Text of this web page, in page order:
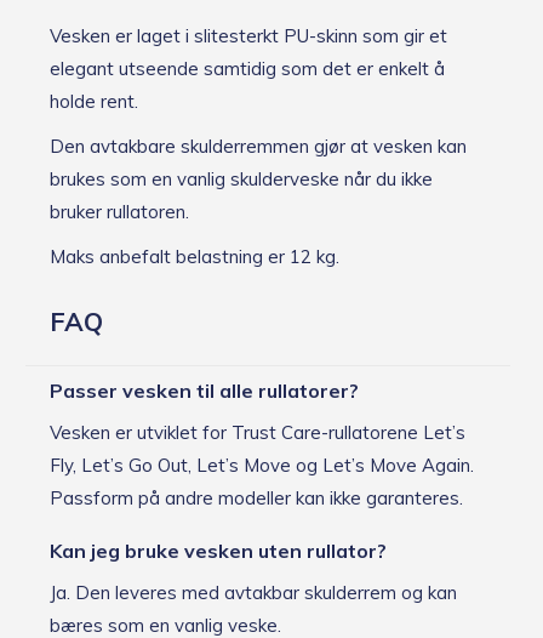
Vesken er laget i slitesterkt PU-skinn som gir et
elegant utseende samtidig som det er enkelt å
holde rent.
Den avtakbare skulderremmen gjør at vesken kan
brukes som en vanlig skulderveske når du ikke
bruker rullatoren.
Maks anbefalt belastning er 12 kg.
FAQ
Passer vesken til alle rullatorer?
Vesken er utviklet for Trust Care-rullatorene Let’s
Fly, Let’s Go Out, Let’s Move og Let’s Move Again.
Passform på andre modeller kan ikke garanteres.
Kan jeg bruke vesken uten rullator?
Ja. Den leveres med avtakbar skulderrem og kan
bæres som en vanlig veske.